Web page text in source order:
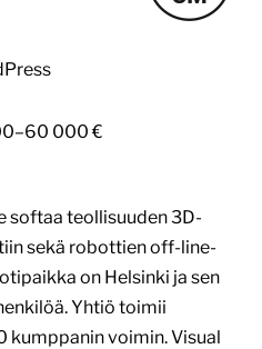
000 €
softaa teollisuuden 3D-
sekä robottien off-line-
on Helsinki ja sen
Yhtiö toimii
kumppanin voimin. Visual